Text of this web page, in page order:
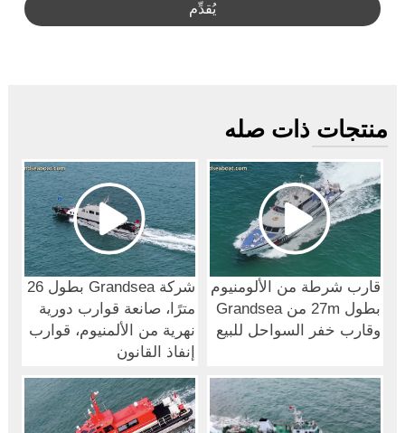
يُقدِّم
منتجات ذات صله
شركة Grandsea بطول 26
مترًا، صانعة قوارب دورية
نهرية من الألمنيوم، قوارب
إنفاذ القانون
قارب شرطة من الألومنيوم
بطول 27m من Grandsea
وقارب خفر السواحل للبيع